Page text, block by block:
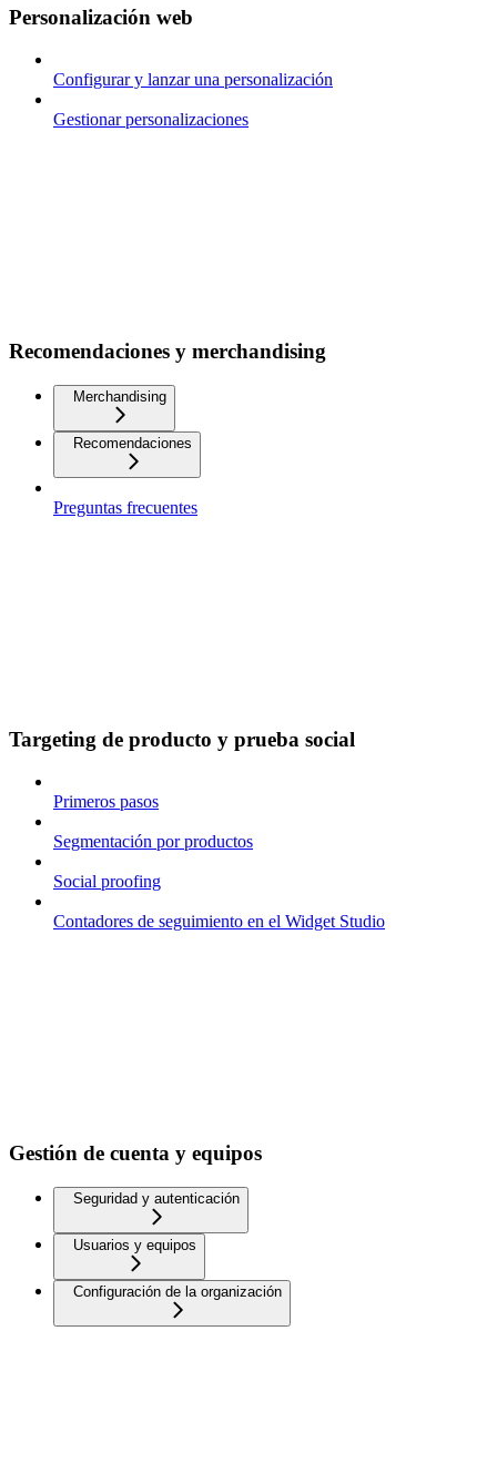
Personalización web
Configurar y lanzar una personalización
Gestionar personalizaciones
Recomendaciones y merchandising
Merchandising
Recomendaciones
Preguntas frecuentes
Targeting de producto y prueba social
Primeros pasos
Segmentación por productos
Social proofing
Contadores de seguimiento en el Widget Studio
Gestión de cuenta y equipos
Seguridad y autenticación
Usuarios y equipos
Configuración de la organización